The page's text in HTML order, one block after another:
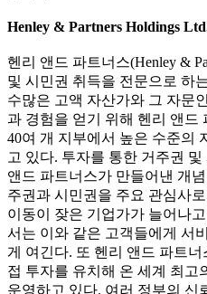
Henley & Partners Holdings
헨리 앤드 파트너스(Henley &
및 시민권 취득을 전문으로 하
수많은 고액 자산가와 그 자문
과 경험을 얻기 위해 헨리 앤드
40여 개 지부에서 높은 수준의
고 있다. 투자를 통한 거주권 및
앤드 파트너스가 만들어낸 개
주권과 시민권을 주요 관심사
이동이 잦은 기업가가 늘어나
서는 이와 같은 고객들에게 서
게 여긴다. 또 헨리 앤드 파트
접 투자를 유치해 온 세계 최고
운영하고 있다. 여러 정부의 신